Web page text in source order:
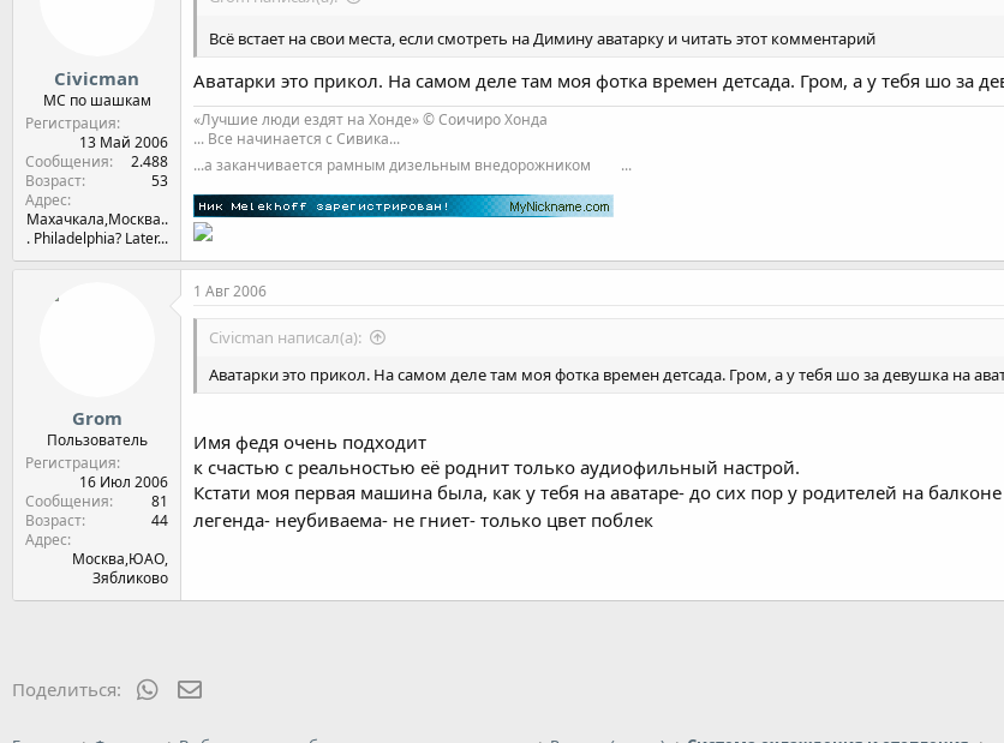
Civicman
МС по шашкам
Регистрация
13 Май 2006
Сообщения
2.488
Возраст
53
Адрес
Махачкала,Москва..
. Philadelphia? Later...
Всё встает на свои места, если смотреть на Димину аватарку и читать этот комментарий
Аватарки это прикол. На самом деле там моя фотка времен детсада. Гром, а у тебя шо за
«Лучшие люди ездят на Хонде» © Соичиро Хонда
... Все начинается с Сивика...
...а заканчивается рамным дизельным внедорожником
...
Grom
Пользователь
Регистрация
16 Июл 2006
Сообщения
81
Возраст
44
Адрес
Москва,ЮАО,
Зябликово
1 Авг 2006
Civicman написал(а):
Аватарки это прикол. На самом деле там моя фотка времен детсада. Гром, а у тебя шо за девушка на
Имя федя очень подходит
к счастью с реальностью её роднит только аудиофильный настрой.
Кстати моя первая машина была, как у тебя на аватаре- до сих пор у родителей на
легенда- неубиваема- не гниет- только цвет поблек
Поделиться: WhatsApp